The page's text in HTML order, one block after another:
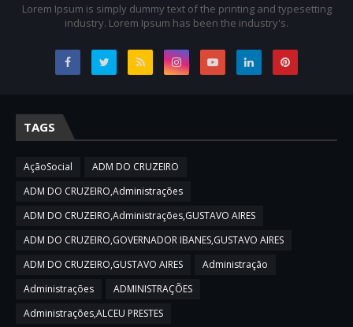
Lorem Ipsum is simply dummy text of the printing and typesetting
industry. Lorem Ipsum has been the industry's.
TAGS
AçãoSocial
ADM DO CRUZEIRO
ADM DO CRUZEIRO,Administrações
ADM DO CRUZEIRO,Administrações,GUSTAVO AIRES
ADM DO CRUZEIRO,GOVERNADOR IBANES,GUSTAVO AIRES
ADM DO CRUZEIRO,GUSTAVO AIRES
Administração
Administrações
ADMINISTRAÇÕES
Administrações,ALCEU PRESTES